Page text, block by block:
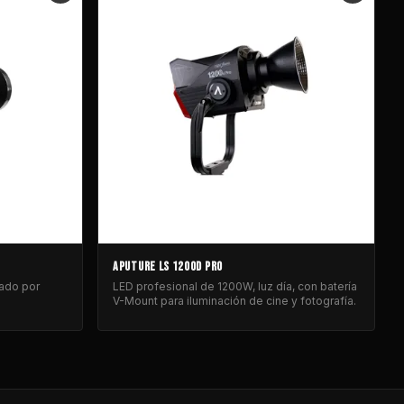
por
APUTURE LS 1200D PRO
LED profesional de 1200W, luz día, con batería
V-Mount para iluminación de cine y fotografía.